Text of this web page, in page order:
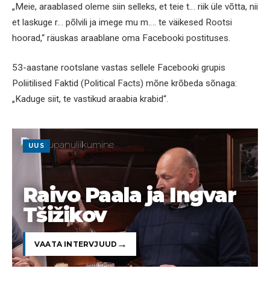
„Meie, araablased oleme siin selleks, et teie t… riik üle võtta, nii
et laskuge r… põlvili ja imege mu m…. te väikesed Rootsi
hoorad,“ räuskas araablane oma Facebooki postituses.
53-aastane rootslane vastas sellele Facebooki grupis
Poliitilised Faktid (Political Facts) mõne krõbeda sõnaga:
„Kaduge siit, te vastikud araabia krabid“.
UUS
Raivo Paala ja Ingvar
Tšižikov
VAATA INTERVJUUD